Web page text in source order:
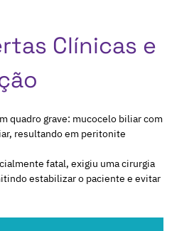
Clínicas e
quadro grave: mucocelo biliar com
resultando em peritonite
fatal, exigiu uma cirurgia
estabilizar o paciente e evitar